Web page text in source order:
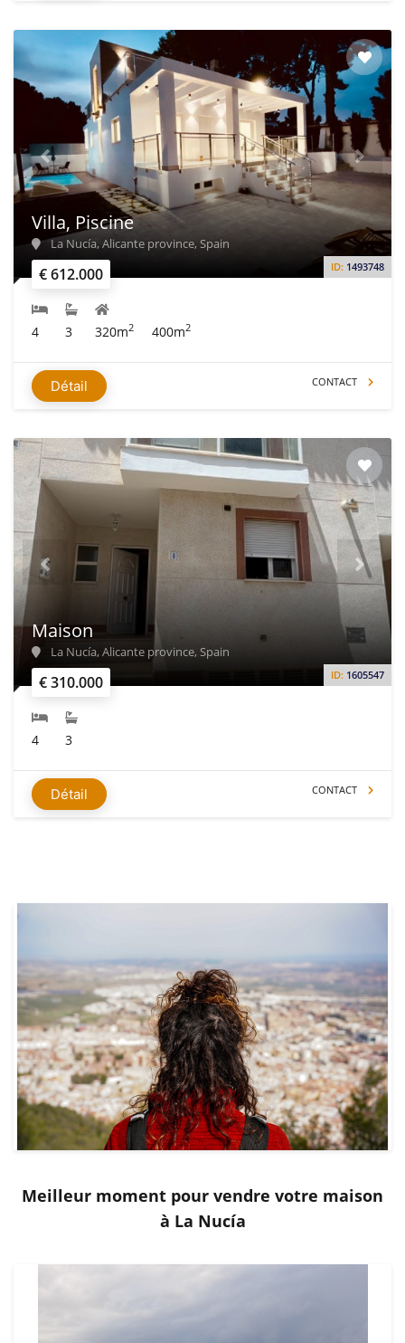
€ 612.000 ID: 1493748
Villa, Piscine
La Nucía, Alicante province, Spain
4 3 320m2 400m2
Détail CONTACT
€ 310.000 ID: 1605547
Maison
La Nucía, Alicante province, Spain
4 3
Détail CONTACT
Meilleur moment pour vendre votre maison
à La Nucía